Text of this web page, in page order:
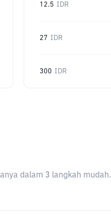
12.5 IDR
27 IDR
300 IDR
dalam 3 langkah mudah.